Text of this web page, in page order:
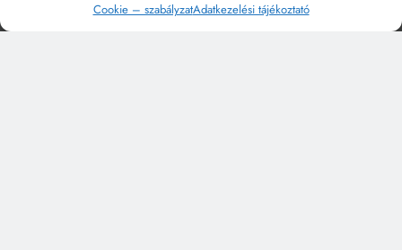
Cookie – szabályzatAdatkezelési tájékoztató